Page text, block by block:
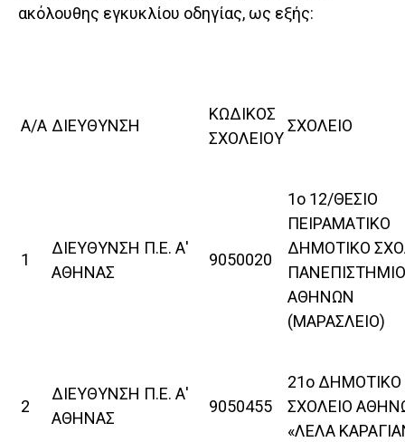
ακόλουθης εγκυκλίου οδηγίας, ως εξής:
Α/Α ΔΙΕΥΘΥΝΣΗ
ΚΩΔΙΚΟΣ
ΣΧΟΛΕΙΟΥ
ΣΧΟΛΕΙΟ
1
ΔΙΕΥΘΥΝΣΗ Π.Ε. Α'
ΑΘΗΝΑΣ
9050020
1ο 12/ΘΕΣΙΟ
ΠΕΙΡΑΜΑΤΙΚΟ
ΔΗΜΟΤΙΚΟ
ΑΘΗΝΩΝ
(ΜΑΡΑΣΛΕΙΟ)
2
ΔΙΕΥΘΥΝΣΗ Π.Ε. Α'
ΑΘΗΝΑΣ
9050455
21ο ΔΗΜΟΤΙΚΟ
ΣΧΟΛΕΙΟ
«ΛΕΛΑ